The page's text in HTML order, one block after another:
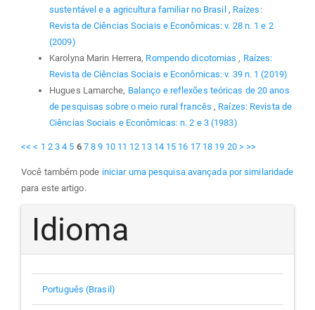
sustentável e a agricultura familiar no Brasil , Raízes:
Revista de Ciências Sociais e Econômicas: v. 28 n. 1 e 2
(2009)
Karolyna Marin Herrera, Rompendo dicotomias , Raízes:
Revista de Ciências Sociais e Econômicas: v. 39 n. 1 (2019)
Hugues Lamarche, Balanço e reflexões teóricas de 20 anos
de pesquisas sobre o meio rural francês , Raízes: Revista de
Ciências Sociais e Econômicas: n. 2 e 3 (1983)
<< < 1 2 3 4 5 6 7 8 9 10 11 12 13 14 15 16 17 18 19 20 > >>
Você também pode iniciar uma pesquisa avançada por similaridade
para este artigo.
Idioma
Português (Brasil)